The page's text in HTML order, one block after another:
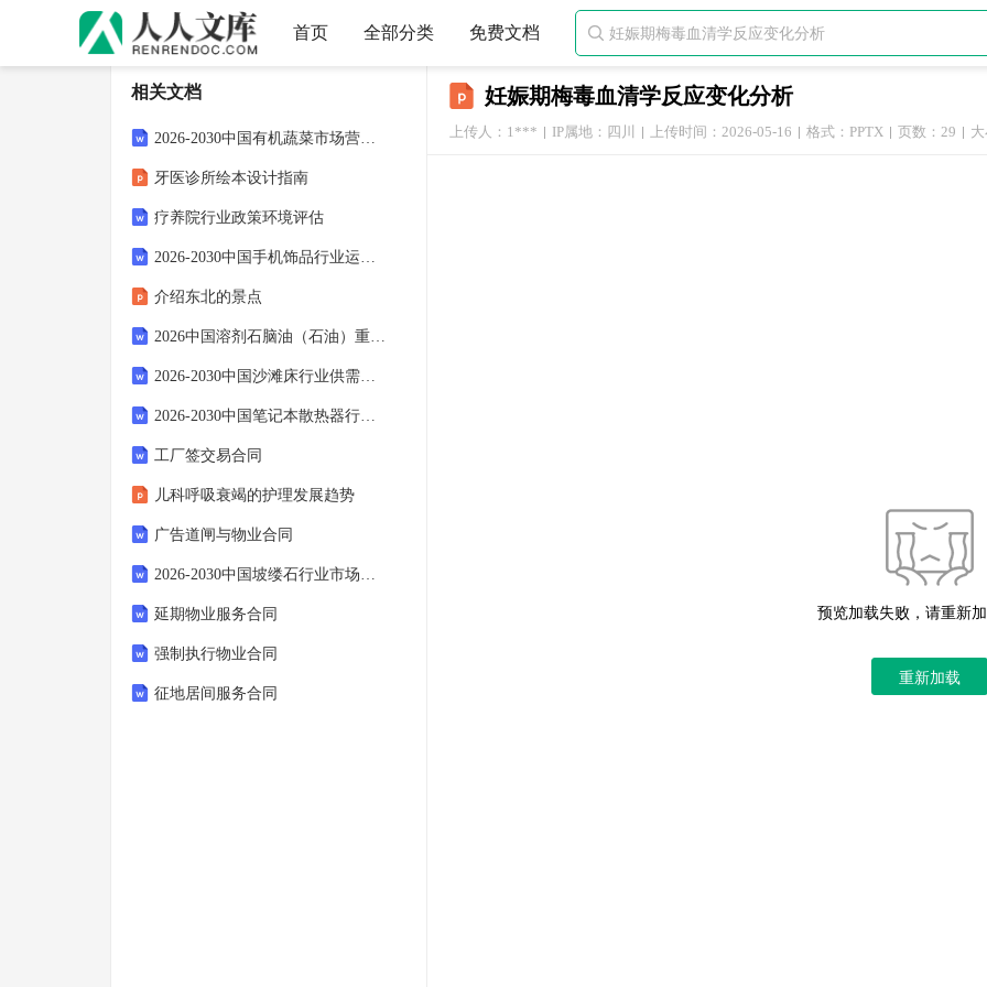
首页 全部分类 免费文档 
妊娠期梅毒血清学反应变化分析
上传人：1*** IP属地：四川 上传时间：2026-05-16 格式：PPTX 页数：29
预览加载失败，请重新
重新加载
相关文档
2026-2030中国有机蔬菜市场营销模式建议及供需渠道分析研究报告
牙医诊所绘本设计指南
疗养院行业政策环境评估
2026-2030中国手机饰品行业运营模式及竞争策略分析研究报告()
介绍东北的景点
2026中国溶剂石脑油（石油）重芳烃行业发展形势及投资盈利预测报告
2026-2030中国沙滩床行业供需趋势及投资风险研究报告
2026-2030中国笔记本散热器行业市场发展趋势与前景展望战略研究报告
工厂签交易合同
儿科呼吸衰竭的护理发展趋势
广告道闸与物业合同
2026-2030中国坡缕石行业市场发展趋势与前景展望战略分析研究报告
延期物业服务合同
强制执行物业合同
征地居间服务合同